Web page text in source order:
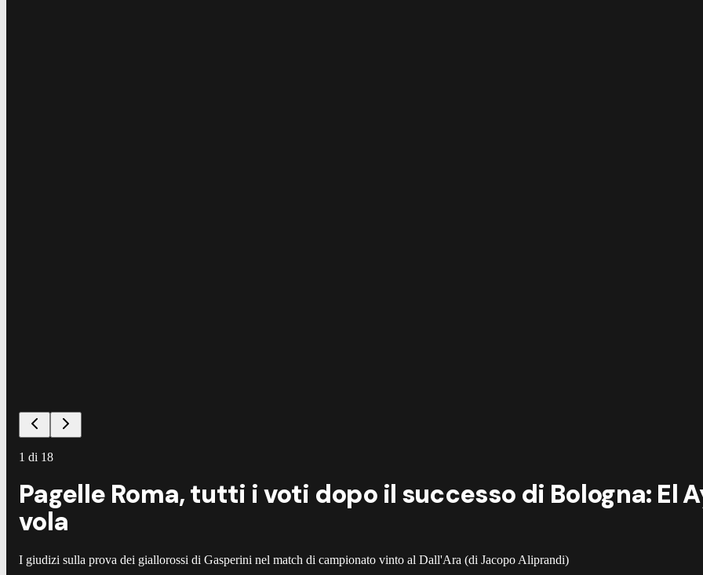
1 di 18
Pagelle Roma, tutti i voti dopo il successo di Bologna: El
vola
I giudizi sulla prova dei giallorossi di Gasperini nel match di campionato vinto al Dall'Ara (di Jacopo Aliprandi)